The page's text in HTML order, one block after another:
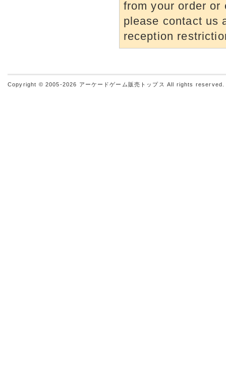
from your order or
please contact us
reception
Copyright © 2005-2026 アーケードゲーム販売トップス All rights reserved.